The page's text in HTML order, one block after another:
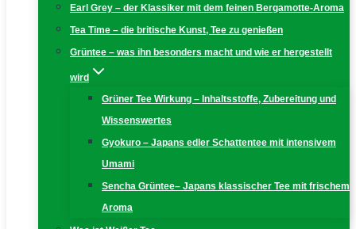
Earl Grey – der Klassiker mit dem feinen Bergamotte-Aroma
Tea Time – die britische Kunst, Tee zu genießen
Grüntee – was ihn besonders macht und wie er hergestellt
wird
Grüner Tee Wirkung – Inhaltsstoffe, Zubereitung und
Wissenswertes
Gyokuro – Japans edler Schattentee mit intensivem
Umami
Sencha Grüntee– Japans klassischer Tee mit frischem
Aroma